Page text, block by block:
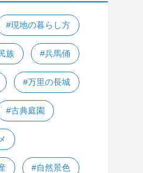
#現地の暮らし方
族 #兵馬俑
#万里の長城
#古典庭園
#自然景色